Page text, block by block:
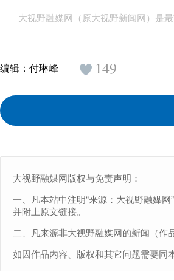
大视野融媒网（原大视野新闻网）是
编辑： 付琳峰 149
大视野融媒网版权与免责声明：
一、凡本站中注明“来源：大视野融媒
并附上原文链接。
二、凡来源非大视野融媒网的新闻（作
如因作品内容、版权和其它问题需要同